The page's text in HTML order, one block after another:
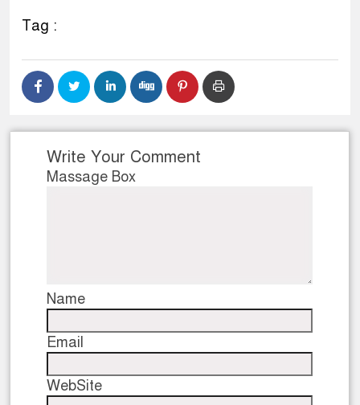
Tag :
Write Your Comment
Massage Box
Name
Email
WebSite